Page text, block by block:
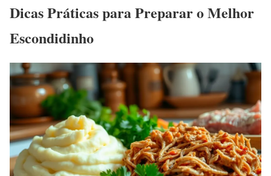
Dicas Práticas para Preparar o Melhor
Escondidinho